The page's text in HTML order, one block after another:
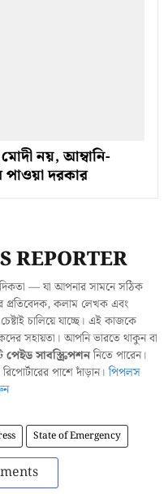
নয়, আম্বানি-
পাওয়া দরকার
REPORTER
— যা আপনার সামনে সঠিক
প্রতিবেদক, কলাম লেখক এবং
চালিয়ে যাচ্ছে। এই কাজকে
সহায়তা। আপনি ভারতে থাকুন বা
পেইড সাবস্ক্রিপশননিতে পারেন।
পাশে দাঁড়ান।পিপলস
State of Emergency